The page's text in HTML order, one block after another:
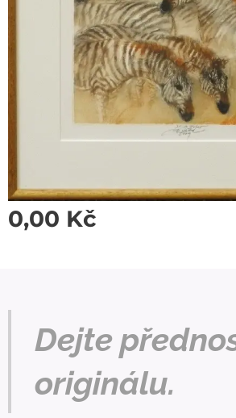
0,00 Kč
Dejte
originálu.